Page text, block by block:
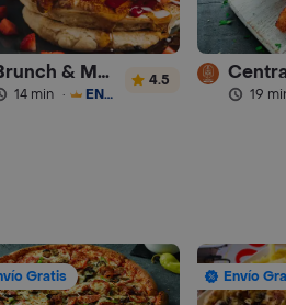
Brunch & Munch
14 min · ENVÍO GRATIS
4.5
19
Gratis Envío